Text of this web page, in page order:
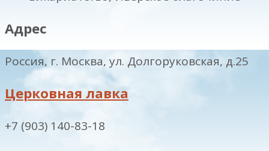
Адрес
Россия, г. Москва, ул. Долгоруковская, д.25
Церковная лавка
+7 (903) 140-83-18